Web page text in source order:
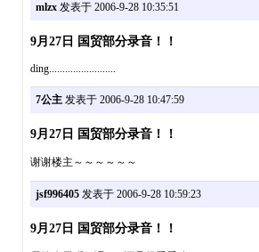
mlzx发表于 2006-9-28 10:35:51
9月27日 国贸部分录音！！
ding.........................
7公主发表于 2006-9-28 10:47:59
9月27日 国贸部分录音！！
谢谢楼主～～～～～～
jsf996405发表于 2006-9-28 10:59:23
9月27日 国贸部分录音！！